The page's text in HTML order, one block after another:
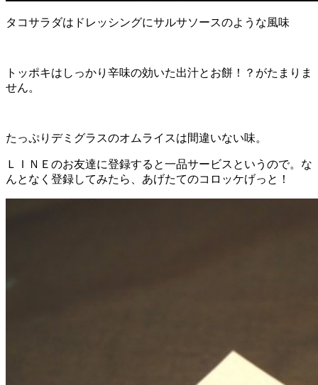
タコサラダはドレッシングにサルサソースのような風味
トッポキはしっかり辛味の効いた出汁とお餅！？がたまりま
せん。
たっぷりデミグラスのオムライスは間違いない味。
ＬＩＮＥのお友達に登録すると一品サービスというので。な
んとなく登録してみたら、あげたてのコロッケげっと！